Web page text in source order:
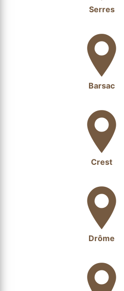
Serres
Barsac
Crest
Drôme